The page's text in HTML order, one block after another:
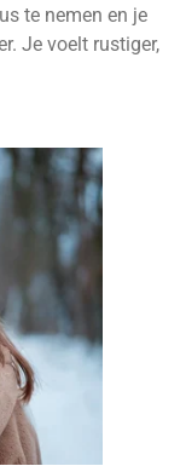
te nemen en je
Je voelt rustiger,